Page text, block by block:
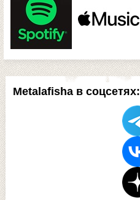
Metalafisha в соцсетях: